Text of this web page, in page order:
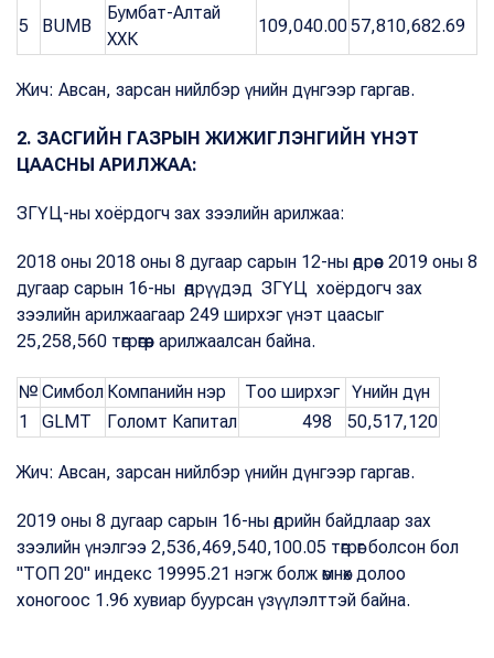
5 BUMB
Бумбат-Алтай
ХХК
109,040.0057,810,682.69
Жич: Авсан, зарсан нийлбэр үнийн дүнгээр гаргав.
2. ЗАСГИЙН ГАЗРЫН ЖИЖИГЛЭНГИЙН ҮНЭТ
ЦААСНЫ АРИЛЖАА:
ЗГҮЦ-ны хоёрдогч зах зээлийн арилжаа:
2018 оны 2018 оны 8 дугаар сарын 12-ны өдрөөс 2019 оны 8
дугаар сарын 16-ны өдрүүдэд ЗГҮЦ хоёрдогч зах
зээлийн арилжаагаар 249 ширхэг үнэт цаасыг
25,258,560 төгрөгөөр арилжаалсан байна.
№ Симбол Компанийн нэр Тоо ширхэг Үнийн дүн
1
GLMT Голомт Капитал 498 50,517,120
Жич: Авсан, зарсан нийлбэр үнийн дүнгээр гаргав.
2019 оны 8 дугаар сарын 16-ны өдрийн байдлаар зах
зээлийн үнэлгээ 2,536,469,540,100.05 төгрөг болсон бол
"ТОП 20" индекс 19995.21 нэгж болж өмнөх долоо
хоногоос 1.96 хувиар буурсан үзүүлэлттэй байна.